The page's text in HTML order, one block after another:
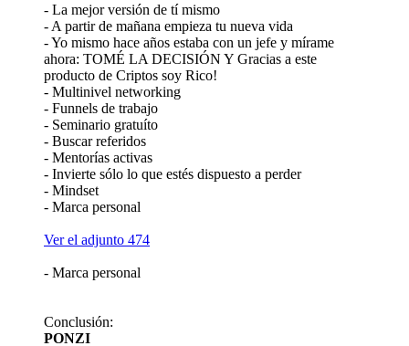
- La mejor versión de tí mismo
- A partir de mañana empieza tu nueva vida
- Yo mismo hace años estaba con un jefe y mírame
ahora: TOMÉ LA DECISIÓN Y Gracias a este
producto de Criptos soy Rico!
- Multinivel networking
- Funnels de trabajo
- Seminario gratuíto
- Buscar referidos
- Mentorías activas
- Invierte sólo lo que estés dispuesto a perder
- Mindset
- Marca personal
Ver el adjunto 474
- Marca personal
Conclusión:
PONZI